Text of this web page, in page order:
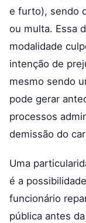
e furto), sendo
ou multa. Essa
modalidade
intenção de
mesmo sendo
pode gerar
processos
demissão do
Uma
é a
funcionário
pública antes